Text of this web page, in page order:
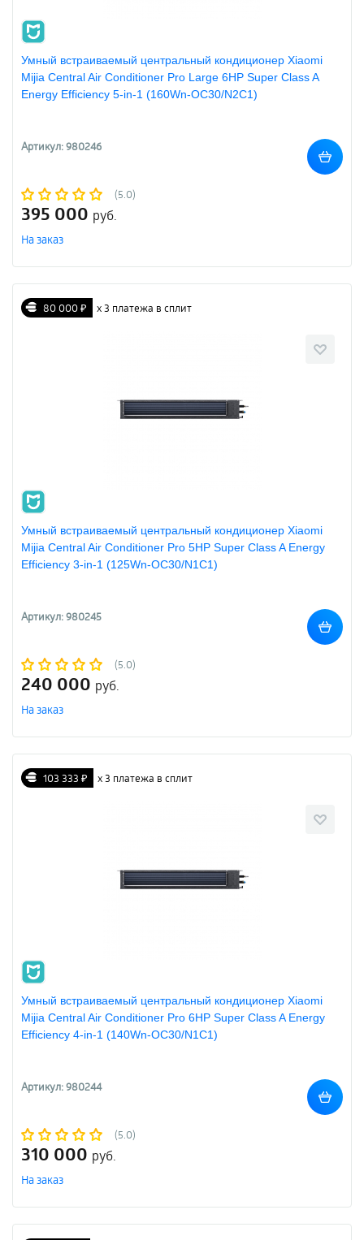
Умный встраиваемый центральный кондиционер Xiaomi
Mijia Central Air Conditioner Pro Large 6HP Super Class A
Energy Efficiency 5-in-1 (160Wn-OC30/N2C1)
Артикул: 980246
(5.0)
395 000 руб.
На заказ
80 000 ₽ х 3 платежа в сплит
Умный встраиваемый центральный кондиционер Xiaomi
Mijia Central Air Conditioner Pro 5HP Super Class A Energy
Efficiency 3-in-1 (125Wn-OC30/N1C1)
Артикул: 980245
(5.0)
240 000 руб.
На заказ
103 333 ₽ х 3 платежа в сплит
Умный встраиваемый центральный кондиционер Xiaomi
Mijia Central Air Conditioner Pro 6HP Super Class A Energy
Efficiency 4-in-1 (140Wn-OC30/N1C1)
Артикул: 980244
(5.0)
310 000 руб.
На заказ